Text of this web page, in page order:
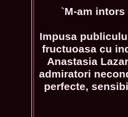
`M-am
Impusa
fructuoasa cu
Anastasia
admiratori
perfecte,